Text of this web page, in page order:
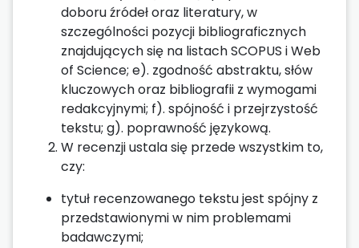
doboru źródeł oraz literatury, w
szczególności pozycji bibliograficznych
znajdujących się na listach SCOPUS i Web
of Science; e). zgodność abstraktu, słów
kluczowych oraz bibliografii z wymogami
redakcyjnymi; f). spójność i przejrzystość
tekstu; g). poprawność językową.
W recenzji ustala się przede wszystkim to,
czy:
tytuł recenzowanego tekstu jest spójny z
przedstawionymi w nim problemami
badawczymi;